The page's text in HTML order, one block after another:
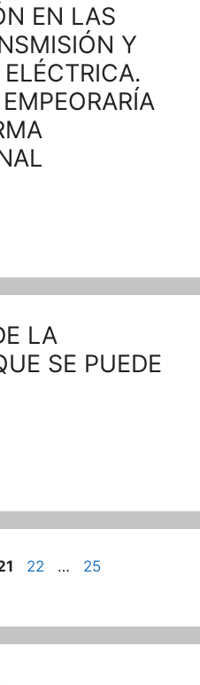
EN LAS
Y
LA
SE PUEDE
Página
22 … Página
25